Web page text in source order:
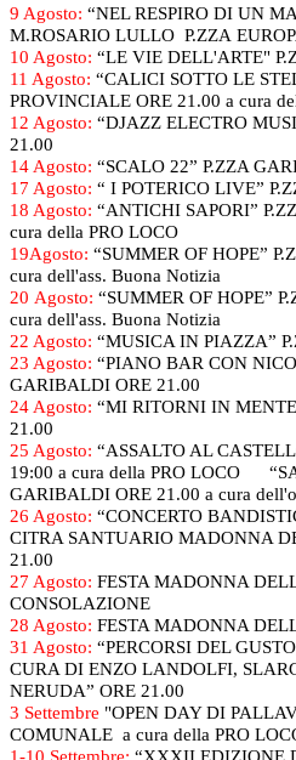
9 Agosto: “NEL RESPIRO DI UN
M.ROSARIO LULLO P.ZZA
10 Agosto: “LE VIE DELL'ARTE"
11 Agosto: “CALICI SOTTO LE
PROVINCIALE ORE 21.00 a cura
12 Agosto: “DJAZZ ELECTRO
21.00
14 Agosto: “SCALO 22” P.ZZA
17 Agosto: “ I POTERICO LIVE”
18 Agosto: “ANTICHI SAPORI”
cura della PRO LOCO
19Agosto: “SUMMER OF HOPE”
cura dell'ass. Buona Notizia
20 Agosto: “SUMMER OF HOPE”
cura dell'ass. Buona Notizia
22 Agosto: “MUSICA IN PIAZZA”
23 Agosto: “PIANO BAR CON
GARIBALDI ORE 21.00
24 Agosto: “MI RITORNI IN
21.00
25 Agosto: “ASSALTO AL
19:00 a cura della PRO LOCO
GARIBALDI ORE 21.00 a cura
26 Agosto: “CONCERTO
CITRA SANTUARIO MADONNA
27 Agosto: FESTA MADONNA
CONSOLAZIONE
28 Agosto: FESTA MADONNA
31 Agosto: “PERCORSI DEL
CURA DI ENZO LANDOLFI,
NERUDA” ORE 21.00
3 Settembre "OPEN DAY DI
COMUNALE a cura della PRO
1-10 Settembre: “XXXII EDIZIONE